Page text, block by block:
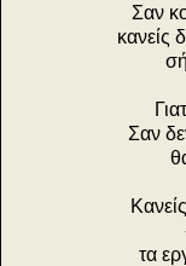
Σαν
κανείς
Σαν
τα